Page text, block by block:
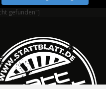
gefunden"]